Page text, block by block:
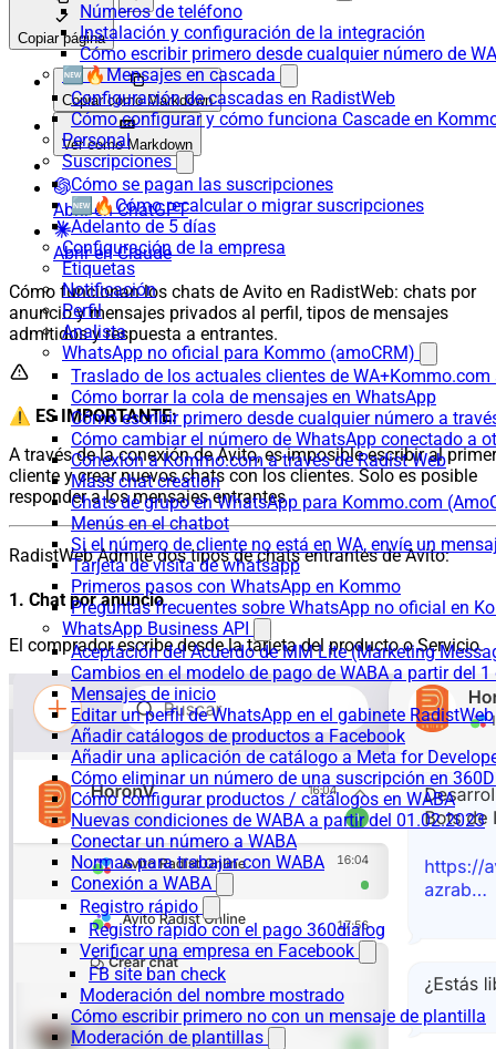
Números de teléfono
Instalación y configuración de la integración
Cómo escribir primero desde cualquier número de
🆕🔥Mensajes en cascada
Configuración de cascadas en RadistWeb
Cómo configurar y cómo funciona Cascade en
Personal
Suscripciones
Cómo se pagan las suscripciones
🆕🔥Cómo recalcular o migrar suscripciones
Adelanto de 5 días
Configuración de la empresa
Etiquetas
Notificación
Perfil
Analista
WhatsApp no oficial para Kommo (amoCRM)
Traslado de los actuales clientes de
Cómo borrar la cola de mensajes en WhatsApp
Cómo escribir primero desde cualquier número a
Cómo cambiar el número de WhatsApp conectado a
Conexión a Kommo.com a través de Radist Web
Mass chat creation
Chats de grupo en WhatsApp para Kommo.com
Menús en el chatbot
Si el número de cliente no está en WA, envíe un
Tarjeta de visita de whatsapp
Primeros pasos con WhatsApp en Kommo
Preguntas frecuentes sobre WhatsApp no oficial en
WhatsApp Business API
Aceptación del Acuerdo de MM Lite (Marketing
Cambios en el modelo de pago de WABA a partir del
Mensajes de inicio
Editar un perfil de WhatsApp en el gabinete RadistWeb
Añadir catálogos de productos a Facebook
Añadir una aplicación de catálogo a Meta for
Cómo eliminar un número de una suscripción en
Cómo configurar productos / catálogos en WABA
Nuevas condiciones de WABA a partir del 01.02.2023
Conectar un número a WABA
Normas para trabajar con WABA
Conexión a WABA
Registro rápido
Registro rápido con el pago 360dialog
Verificar una empresa en Facebook
FB site ban check
Moderación del nombre mostrado
Cómo escribir primero no con un mensaje de plantilla
Moderación de plantillas
Copiar página
Copiar como Markdown
Ver como Markdown
Abrir en ChatGPT
Abrir en Claude
Cómo funcionan los chats de Avito en RadistWeb: chats por
anuncio y mensajes privados al perfil, tipos de mensajes
admitidos y respuesta a entrantes.
⚠️ ES IMPORTANTE:
A través de la conexión de Avito, es imposible escribir al primer
cliente y crear nuevos chats con los clientes. Solo es posible
responder a los mensajes entrantes
RadistWeb Admite dos tipos de chats entrantes de Avito:
1. Chat por anuncio
El comprador escribe desde la tarjeta del producto o Servicio.